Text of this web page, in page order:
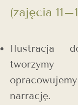
(zajęcia
Ilustracja
narrację.